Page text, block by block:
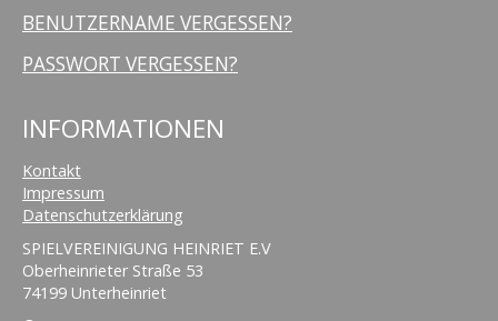
BENUTZERNAME VERGESSEN?
PASSWORT VERGESSEN?
INFORMATIONEN
Kontakt
Impressum
Datenschutzerklärung
SPIELVEREINIGUNG HEINRIET E.V
Oberheinrieter Straße 53
74199 Unterheinriet